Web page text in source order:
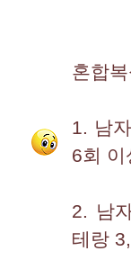
혼합
1. 남
6회 이
2. 남
테랑